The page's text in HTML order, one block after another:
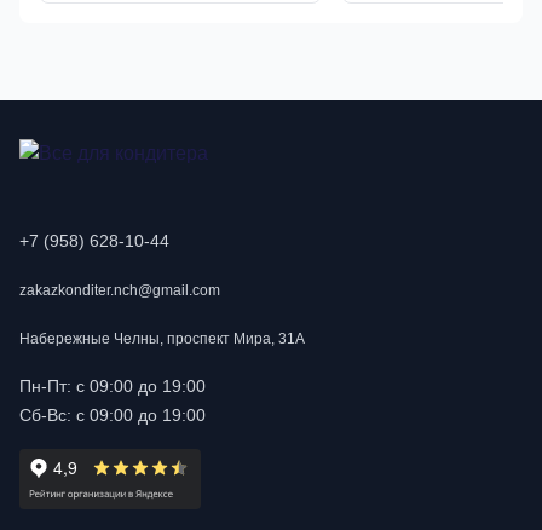
+7 (958) 628-10-44
zakazkonditer.nch@gmail.com
Набережные Челны, проспект Мира, 31А
Пн-Пт: с 09:00 до 19:00
Сб-Вс: с 09:00 до 19:00